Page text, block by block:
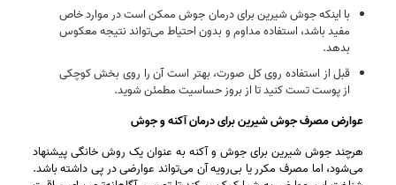
با اینکه جوش شیرین برای درمان جوش ممکن است در موارد خاص
مفید باشد، استفاده مداوم و بدون احتیاط می‌تواند نتیجه معکوس
بدهد.
قبل از استفاده روی کل صورت، بهتر است آن را روی بخش کوچکی
از پوست تست کنید تا از بروز حساسیت مطمئن شوید.
عوارض مصرف جوش شیرین برای درمان آکنه و جوش
هرچند جوش شیرین برای جوش و آکنه به‌ عنوان یک روش خانگی پیشنهاد
می‌شود، اما مصرف مکرر یا بی‌رویه آن می‌تواند عوارضی در پی داشته باشد.